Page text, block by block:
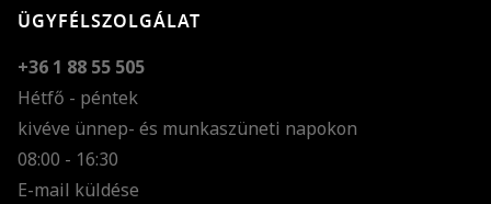
ÜGYFÉLSZOLGÁLAT
+36 1 88 55 505
Hétfő - péntek
kivéve ünnep- és munkaszüneti napokon
08:00 - 16:30
E-mail küldése